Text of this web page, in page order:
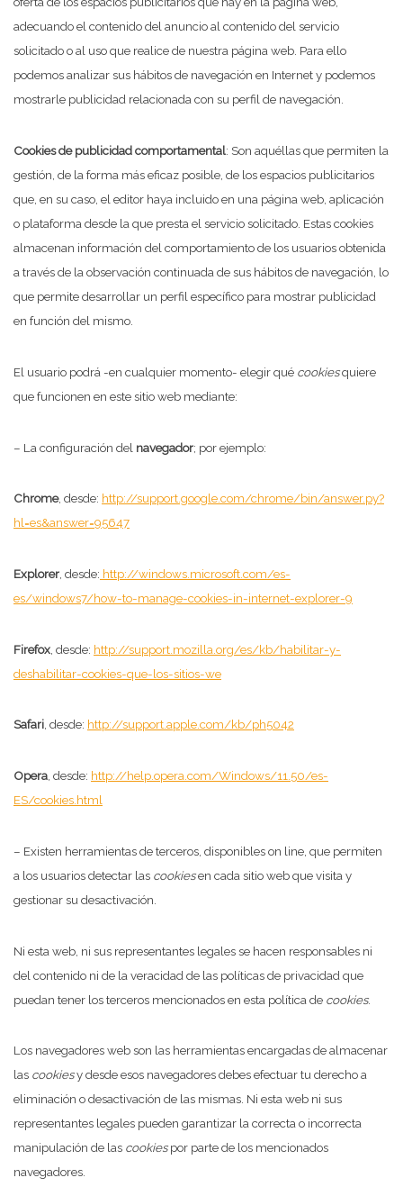
adecuando el contenido del anuncio al contenido del servicio
solicitado o al uso que realice de nuestra página web. Para ello
podemos analizar sus hábitos de navegación en Internet y podemos
mostrarle publicidad relacionada con su perfil de navegación.
Cookies de publicidad comportamental: Son aquéllas que permiten la
gestión, de la forma más eficaz posible, de los espacios publicitarios
que, en su caso, el editor haya incluido en una página web, aplicación
o plataforma desde la que presta el servicio solicitado. Estas cookies
almacenan información del comportamiento de los usuarios obtenida
a través de la observación continuada de sus hábitos de navegación, lo
que permite desarrollar un perfil específico para mostrar publicidad
en función del mismo.
El usuario podrá -en cualquier momento- elegir qué cookiesquiere
que funcionen en este sitio web mediante:
– La configuración del navegador; por ejemplo:
Chrome, desde: http://support.google.com/chrome/bin/answer.py?
hl=es&answer=95647
Explorer , desde: http://windows.microsoft.com/es-
es/windows7/how-to-manage-cookies-in-internet-explorer-9
Firefox , desde: http://support.mozilla.org/es/kb/habilitar-y-
deshabilitar-cookies-que-los-sitios-we
Safari, desde: http://support.apple.com/kb/ph5042
Opera, desde: http://help.opera.com/Windows/11.50/es-
ES/cookies.html
– Existen herramientas de terceros, disponibles on line, que permiten
a los usuarios detectar las cookiesen cada sitio web que visita y
gestionar su desactivación.
Ni esta web, ni sus representantes legales se hacen responsables ni
del contenido ni de la veracidad de las políticas de privacidad que
puedan tener los terceros mencionados en esta política de cookies.
Los navegadores web son las herramientas encargadas de almacenar
las cookiesy desde esos navegadores debes efectuar tu derecho a
eliminación o desactivación de las mismas. Ni esta web ni sus
representantes legales pueden garantizar la correcta o incorrecta
manipulación de las cookiespor parte de los mencionados
navegadores.